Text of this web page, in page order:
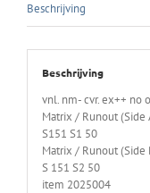
Beschrijving
Beschrijving
vnl. nm- cvr. ex++ no
Matrix / Runout (Side
S151 S1 50
Matrix / Runout (Side
S 151 S2 50
item 2025004